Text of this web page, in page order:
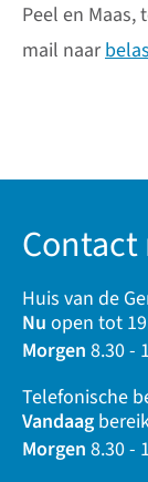
Peel en Maas,
mail naar
Huis van de
Nu open tot
Morgen 8.30 -
Telefonische
Vandaag
Morgen 8.30 -